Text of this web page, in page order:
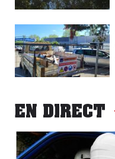
EN DIRECT